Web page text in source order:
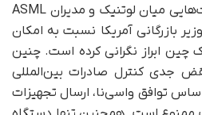
این پرونده در جریان نشست‌هایی میان لوتنیک و مدیران ASML
بازرگانی آمریکا نسبت به امکان
چین ابراز نگرانی کرده است. چنین
جدی کنترل صادرات بین‌المللی
توافق واسی‌نا، ارسال تجهیزات